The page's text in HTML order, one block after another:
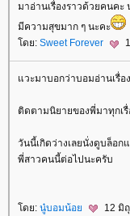
มาอ่านเรื่องราวด้วยคนค
มีความสุขมาก ๆ นะคะ
ดย: Sweet Forever
วะมาบอกว่าบอมอ่านเรื่อ
ติดตามนิยายของพี่มาทุกเ
วันนี้เกิดว่างเลยนั่งดูบล็อก
พี่สาวคนนี้ต่อไปนะครับ
ดย: นู๋บอมน้อ 12 มิ